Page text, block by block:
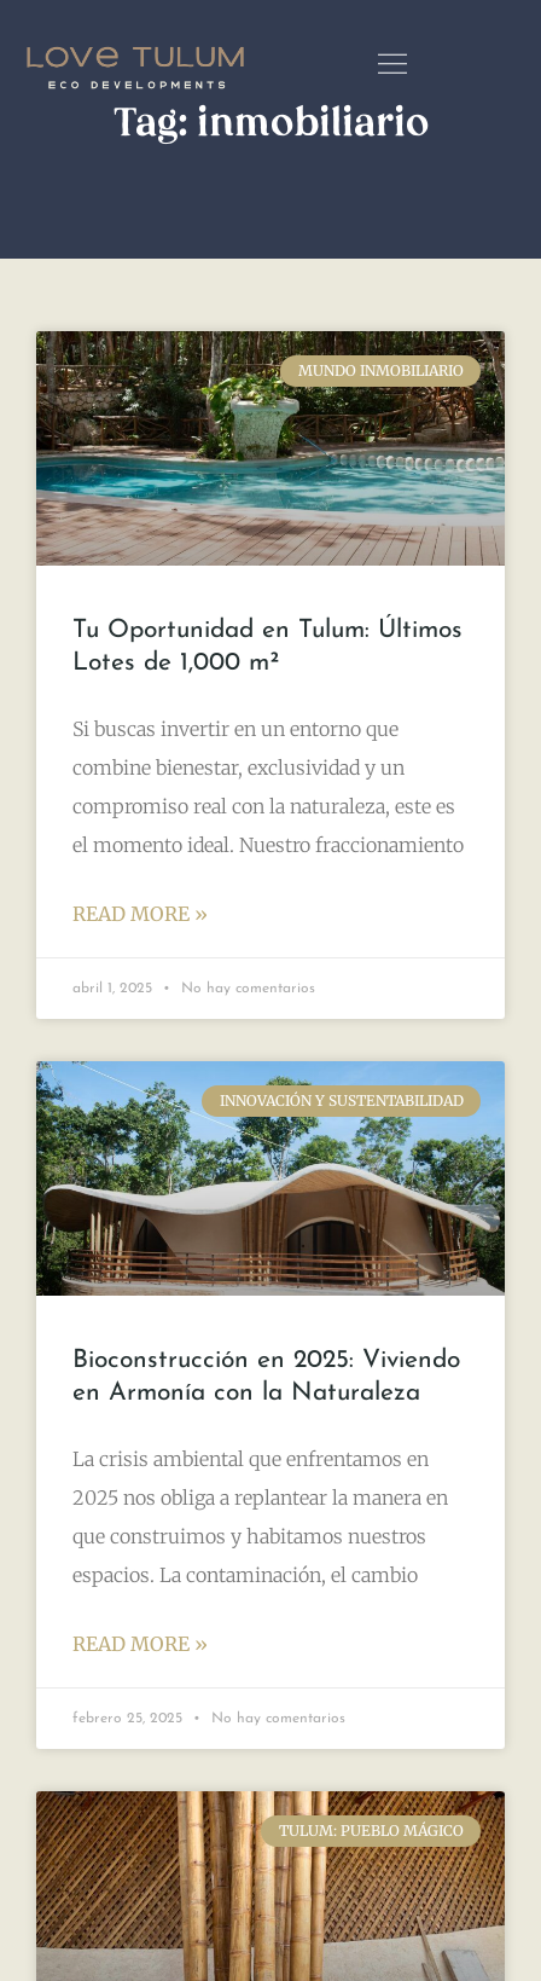
Tag: inmobiliario
MUNDO INMOBILIARIO
Tu Oportunidad en Tulum: Últimos
Lotes de 1,000 m²
Si buscas invertir en un entorno que
combine bienestar, exclusividad y un
compromiso real con la naturaleza, este es
el momento ideal. Nuestro fraccionamiento
READ MORE »
abril 1, 2025 No hay comentarios
INNOVACIÓN Y SUSTENTABILIDAD
Bioconstrucción en 2025: Viviendo
en Armonía con la Naturaleza
La crisis ambiental que enfrentamos en
2025 nos obliga a replantear la manera en
que construimos y habitamos nuestros
espacios. La contaminación, el cambio
READ MORE »
febrero 25, 2025 No hay comentarios
TULUM: PUEBLO MÁGICO